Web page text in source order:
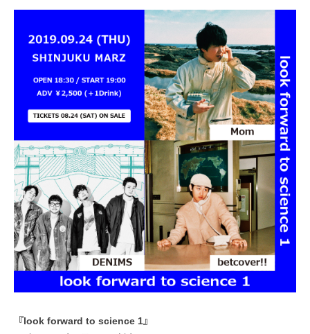
『look forward to science 1』